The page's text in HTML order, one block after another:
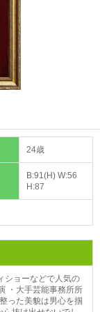
24歳
B:91(H) W:56
H:87
ショーなどで人気の
・大手芸能事務所所
った美貌は男心を掴